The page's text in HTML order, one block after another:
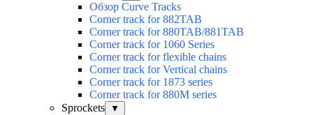
Обзор Curve Tracks
Corner track for 882TAB
Corner track for 880TAB/881TAB
Corner track for 1060 Series
Corner track for flexible chains
Corner track for Vertical chains
Corner track for 1873 series
Corner track for 880M series
Sprockets
▼